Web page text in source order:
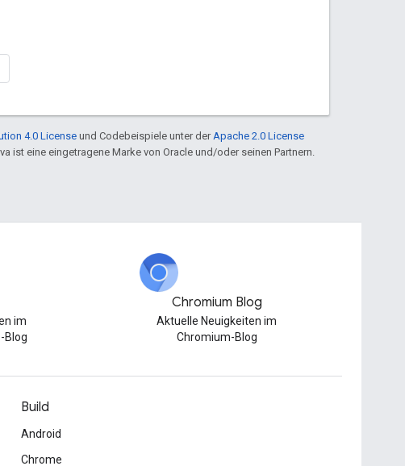
4.0 Licenseund Codebeispiele unter der Apache 2.0 License
ist eine eingetragene Marke von Oracle und/oder seinen Partnern.
im
Blog
Chromium Blog
Aktuelle Neuigkeiten im
Chromium-Blog
Build
Android
Chrome